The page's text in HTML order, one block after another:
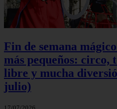
Fin de semana
más pequeños: circo,
libre y mucha
julio)